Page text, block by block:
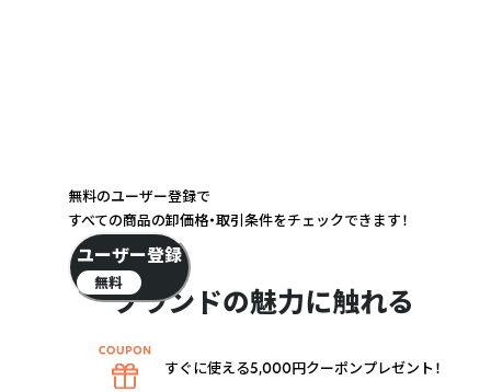
ブランドの魅力に触れる
無料のユーザー登録で
すべての商品の卸価格・取引条件をチェックできます！
ユーザー登録
無料
すぐに使える5,000円クーポンプレゼント！